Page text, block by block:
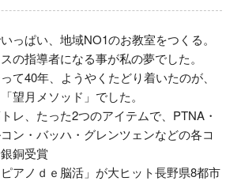
っぱい、地域NO1のお教室をつくる。
の指導者になる事が私の夢でした。
て40年、ようやくたどり着いたのが、
望月メソッド」でした。
レ、たった2つのアイテムで、PTNA・
ン・バッハ・グレンツェンなどの各コ
銅受賞
アノｄｅ脳活」が大ヒット長野県8都市